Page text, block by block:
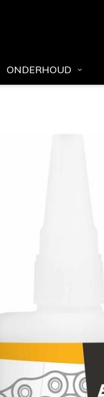
ONDERHOUD